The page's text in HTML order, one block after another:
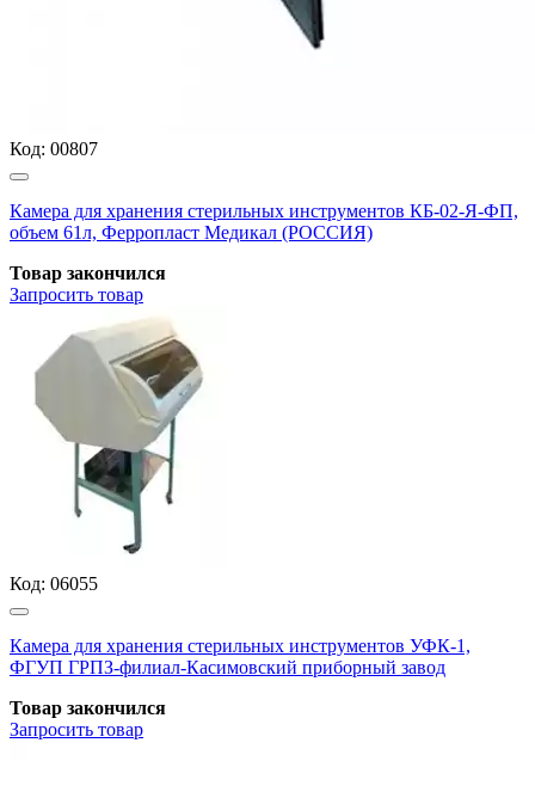
Код: 00807
Камера для хранения стерильных инструментов КБ-02-Я-ФП,
объем 61л, Ферропласт Медикал (РОССИЯ)
Товар закончился
Запросить товар
Код: 06055
Камера для хранения стерильных инструментов УФК-1,
ФГУП ГРПЗ-филиал-Касимовский приборный завод
Товар закончился
Запросить товар